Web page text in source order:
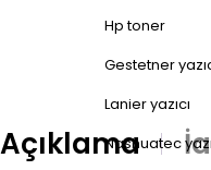
Hp toner
Gestetner
Lanier yazıcı
Nashuatec
Açıklama